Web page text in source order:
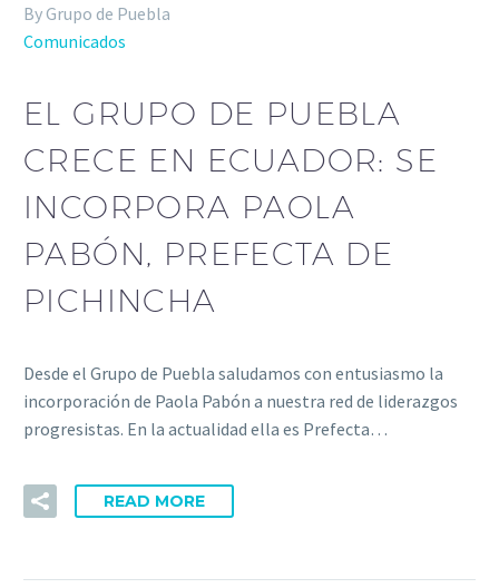
By Grupo de Puebla
Comunicados
EL GRUPO DE PUEBLA
CRECE EN ECUADOR: SE
INCORPORA PAOLA
PABÓN, PREFECTA DE
PICHINCHA
Desde el Grupo de Puebla saludamos con entusiasmo la
incorporación de Paola Pabón a nuestra red de liderazgos
progresistas. En la actualidad ella es Prefecta…
READ MORE